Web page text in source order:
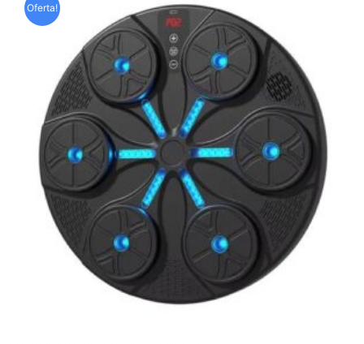
Oferta!